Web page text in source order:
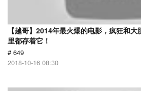
【越哥】2014年最火爆的电影，疯狂和
里都存着它！
# 649
2018-10-16 08:30